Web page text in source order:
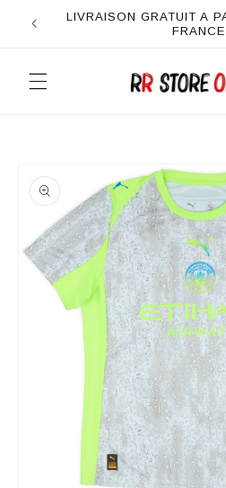
passerLIVRAISON GRATUIT A
FRANCE
produits